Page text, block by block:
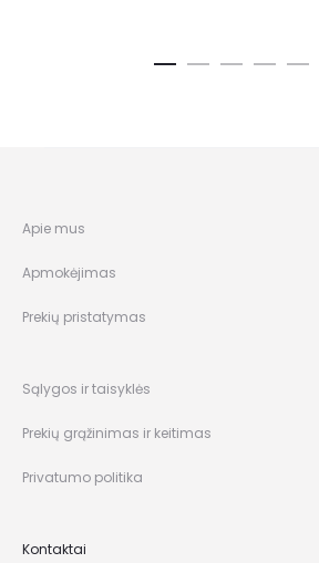
Apie mus
Apmokėjimas
Prekių pristatymas
Sąlygos ir taisyklės
Prekių grąžinimas ir keitimas
Privatumo politika
Kontaktai